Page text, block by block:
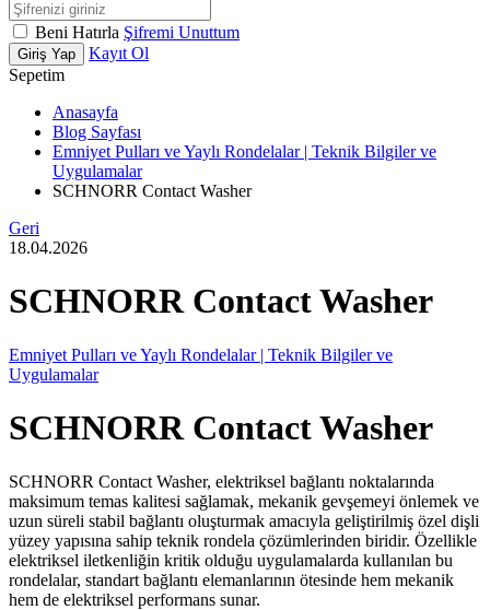
Beni Hatırla Şifremi Unuttum
Giriş Yap
Kayıt Ol
Sepetim
Anasayfa
Blog Sayfası
Emniyet Pulları ve Yaylı Rondelalar | Teknik Bilgiler ve
Uygulamalar
SCHNORR Contact Washer
Geri
18.04.2026
SCHNORR Contact Washer
Emniyet Pulları ve Yaylı Rondelalar | Teknik Bilgiler ve
Uygulamalar
SCHNORR Contact Washer
SCHNORR Contact Washer, elektriksel bağlantı noktalarında
maksimum temas kalitesi sağlamak, mekanik gevşemeyi önlemek ve
uzun süreli stabil bağlantı oluşturmak amacıyla geliştirilmiş özel dişli
yüzey yapısına sahip teknik rondela çözümlerinden biridir. Özellikle
elektriksel iletkenliğin kritik olduğu uygulamalarda kullanılan bu
rondelalar, standart bağlantı elemanlarının ötesinde hem mekanik
hem de elektriksel performans sunar.